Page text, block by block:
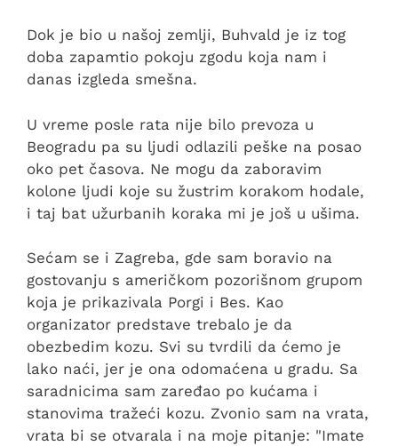
Dok je bio u našoj zemlji, Buhvald je iz tog
doba zapamtio pokoju zgodu koja nam i
danas izgleda smešna.
U vreme posle rata nije bilo prevoza u
Beogradu pa su ljudi odlazili peške na posao
oko pet časova. Ne mogu da zaboravim
kolone ljudi koje su žustrim korakom hodale,
i taj bat užurbanih koraka mi je još u ušima.
Sećam se i Zagreba, gde sam boravio na
gostovanju s američkom pozorišnom grupom
koja je prikazivala Porgi i Bes. Kao
organizator predstave trebalo je da
obezbedim kozu. Svi su tvrdili da ćemo je
lako naći, jer je ona odomaćena u gradu. Sa
saradnicima sam zaređao po kućama i
stanovima tražeći kozu. Zvonio sam na vrata,
vrata bi se otvarala i na moje pitanje: "Imate